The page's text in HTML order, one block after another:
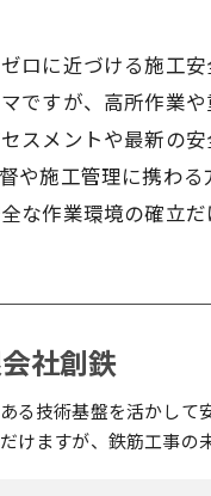
ロに近づける施工
ですが、高所作業
スメントや最新の
や施工管理に携わ
な作業環境の確立
社創鉄
る技術基盤を活かして
けますが、鉄筋工事の